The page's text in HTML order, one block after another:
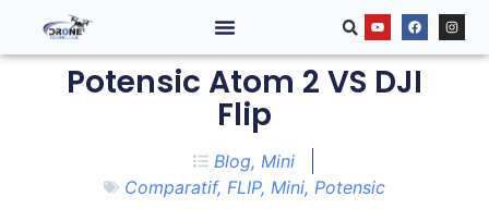
Potensic Atom 2 VS DJI
Flip
Blog, Mini
Comparatif, FLIP, Mini, Potensic